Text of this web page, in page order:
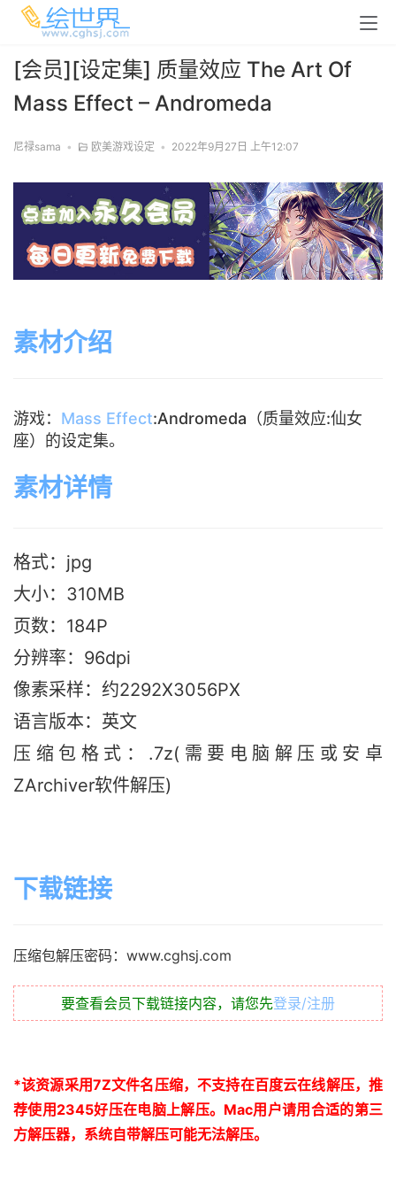
[会员][设定集] 质量效应 The Art Of
Mass Effect – Andromeda
尼禄sama • 欧美游戏设定 • 2022年9月27日 上午12:07
素材介绍
游戏： Mass Effect:Andromeda（质量效应:仙女
座）的设定集。
素材详情
格式：jpg
大小：310MB
页数：184P
分辨率：96dpi
像素采样：约2292X3056PX
语言版本：英文
压缩包格式：.7z(需要电脑解压或安卓
ZArchiver软件解压)
下载链接
压缩包解压密码：www.cghsj.com
要查看会员下载链接内容，请您先登录/注册
*该资源采用7Z文件名压缩，不支持在百度云在线解压，推
荐使用2345好压在电脑上解压。 Mac用户请用合适的第三
方解压器，系统自带解压可能无法解压。